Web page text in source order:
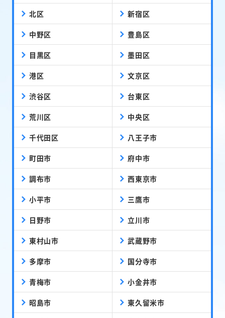
北区 新宿区
中野区 豊島区
目黒区 墨田区
港区 文京区
渋谷区 台東区
荒川区 中央区
千代田区 八王子市
町田市 府中市
調布市 西東京市
小平市 三鷹市
日野市 立川市
東村山市 武蔵野市
多摩市 国分寺市
青梅市 小金井市
昭島市 東久留米市